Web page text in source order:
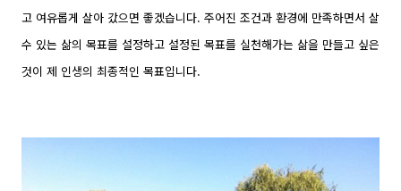
고 여유롭게 살아 갔으면 좋겠습니다. 주어진 조건과 환경에 만족하면서 살
수 있는 삶의 목표를 설정하고 설정된 목표를 실천해가는 삶을 만들고 싶은
것이 제 인생의 최종적인 목표입니다.